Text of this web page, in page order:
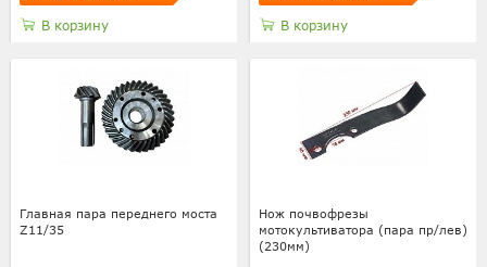
В корзину В корзину
Главная пара переднего моста
Z11/35
Нож почвофрезы
мотокультиватора (пара пр/лев)
(230мм)